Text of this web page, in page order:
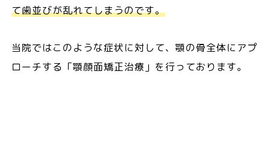
て歯並びが乱れてしまうのです。
当院ではこのような症状に対して、顎の骨全体にアプ
ローチする「顎顔面矯正治療」を行っております。